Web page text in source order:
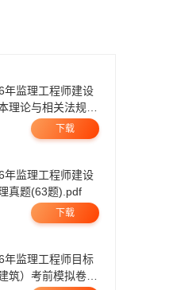
理论与相关法规真
下载
真题(63题).pdf
下载
筑）考前模拟卷